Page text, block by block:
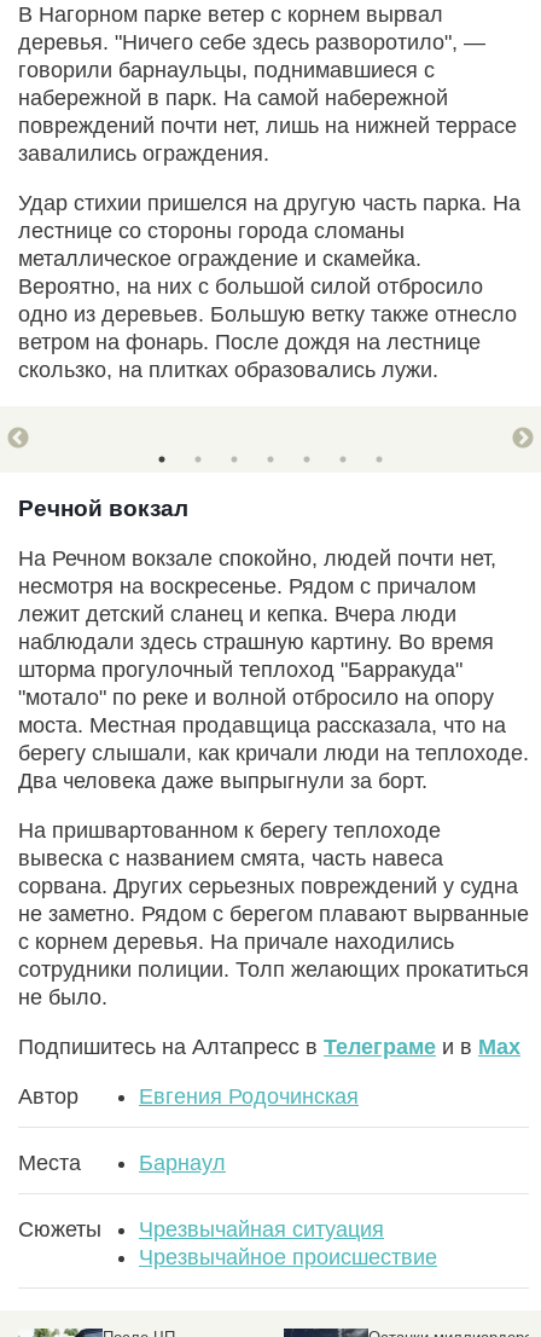
В Нагорном парке ветер с корнем вырвал
деревья. "Ничего себе здесь разворотило", —
говорили барнаульцы, поднимавшиеся с
набережной в парк. На самой набережной
повреждений почти нет, лишь на нижней террасе
завалились ограждения.
Удар стихии пришелся на другую часть парка. На
лестнице со стороны города сломаны
металлическое ограждение и скамейка.
Вероятно, на них с большой силой отбросило
одно из деревьев. Большую ветку также отнесло
ветром на фонарь. После дождя на лестнице
скользко, на плитках образовались лужи.
Речной вокзал
На Речном вокзале спокойно, людей почти нет,
несмотря на воскресенье. Рядом с причалом
лежит детский сланец и кепка. Вчера люди
наблюдали здесь страшную картину. Во время
шторма прогулочный теплоход "Барракуда"
"мотало" по реке и волной отбросило на опору
моста. Местная продавщица рассказала, что на
берегу слышали, как кричали люди на теплоходе.
Два человека даже выпрыгнули за борт.
На пришвартованном к берегу теплоходе
вывеска с названием смята, часть навеса
сорвана. Других серьезных повреждений у судна
не заметно. Рядом с берегом плавают вырванные
с корнем деревья. На причале находились
сотрудники полиции. Толп желающих прокатиться
не было.
Подпишитесь на Алтапресс в Телеграме и в Max
Автор Евгения Родочинская
Места Барнаул
Сюжеты
Чрезвычайная ситуация
Чрезвычайное происшествие